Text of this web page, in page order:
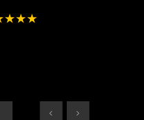
< >